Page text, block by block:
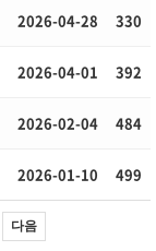
2026-04-28 330
2026-04-01 392
2026-02-04 484
2026-01-10 499
다음